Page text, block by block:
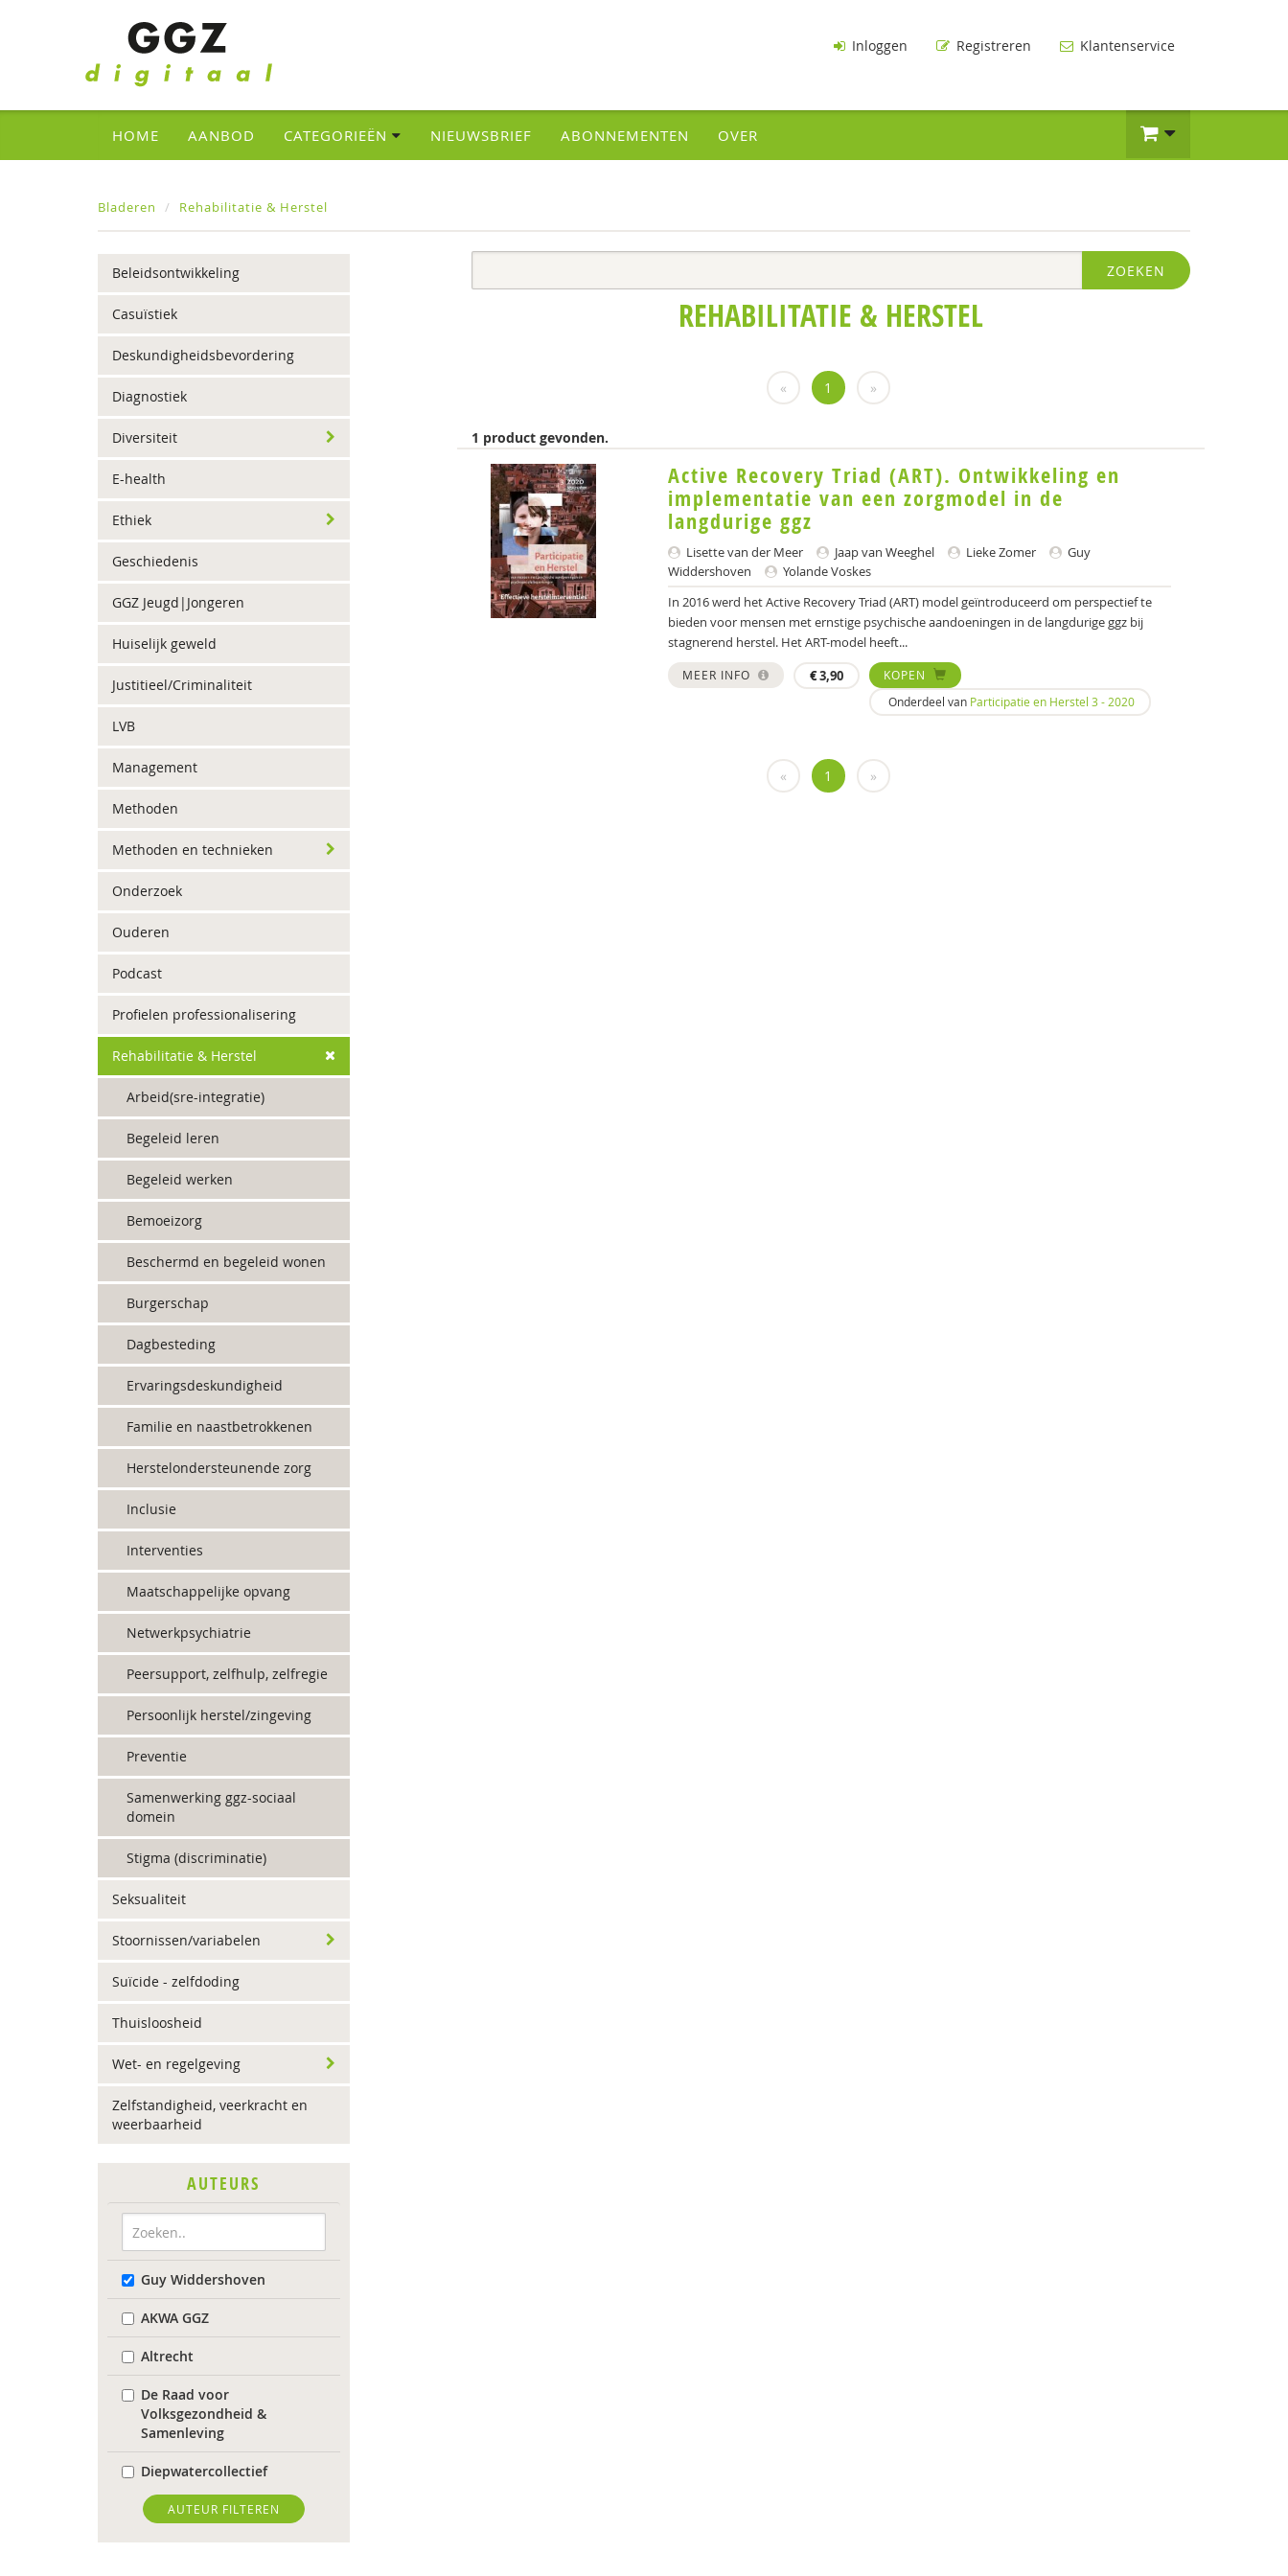
Inloggen Registreren Klantenservice
HOME AANBOD CATEGORIEËN NIEUWSBRIEF ABONNEMENTEN OVER
Bladeren Rehabilitatie & Herstel
Beleidsontwikkeling
Casuïstiek
Deskundigheidsbevordering
Diagnostiek
Diversiteit
E-health
Ethiek
Geschiedenis
GGZ Jeugd|Jongeren
Huiselijk geweld
Justitieel/Criminaliteit
LVB
Management
Methoden
Methoden en technieken
Onderzoek
Ouderen
Podcast
Profielen professionalisering
Rehabilitatie & Herstel
Arbeid(sre-integratie)
Begeleid leren
Begeleid werken
Bemoeizorg
Beschermd en begeleid wonen
Burgerschap
Dagbesteding
Ervaringsdeskundigheid
Familie en naastbetrokkenen
Herstelondersteunende zorg
Inclusie
Interventies
Maatschappelijke opvang
Netwerkpsychiatrie
Peersupport, zelfhulp, zelfregie
Persoonlijk herstel/zingeving
Preventie
Samenwerking ggz-sociaal
domein
Stigma (discriminatie)
Seksualiteit
Stoornissen/variabelen
Suïcide - zelfdoding
Thuisloosheid
Wet- en regelgeving
Zelfstandigheid, veerkracht en
weerbaarheid
AUTEURS
Guy Widdershoven
AKWA GGZ
Altrecht
De Raad voor
Volksgezondheid &
Samenleving
Diepwatercollectief
diverse
Diverse
AUTEUR FILTEREN
ZOEKEN
REHABILITATIE & HERSTEL
« 1 »
1 product gevonden.
Active Recovery Triad (ART). Ontwikkeling en
implementatie van een zorgmodel in de
langdurige ggz
Lisette van der Meer Jaap van Weeghel Lieke Zomer
Guy
Widdershoven
Yolande Voskes
In 2016 werd het Active Recovery Triad (ART) model geïntroduceerd om perspectief te
bieden voor mensen met ernstige psychische aandoeningen in de langdurige ggz bij
stagnerend herstel. Het ART-model heeft...
MEER INFO €3,90
KOPEN
Onderdeel van Participatie en Herstel 3 - 2020
« 1 »